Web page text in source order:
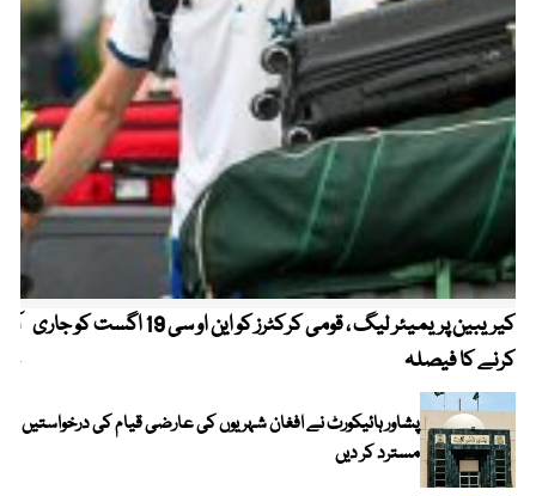
کیریبین پریمیئر لیگ ، قومی کرکٹرز کو این او سی 19 اگست کو جاری
کرنے کا فیصلہ
پشاور ہائیکورٹ نے افغان شہریوں کی عارضی قیام کی درخواستیں
مسترد کر دیں